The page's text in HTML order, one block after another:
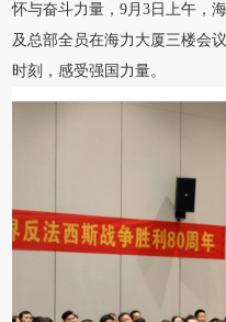
怀与奋斗力量，9月3日上午，
及总部全员在海力大厦三楼会
时刻，感受强国力量。